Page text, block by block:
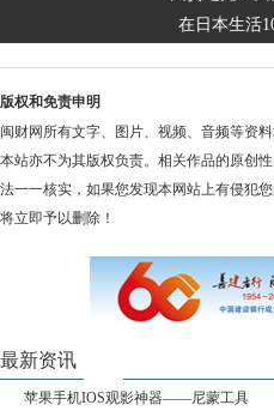
在日本生活
版权和免责申明
闽财网所有文字、图片、视频、音频等资
本站亦不为其版权负责。相关作品的原创
法一一核实，如果您发现本网站上有侵犯
将立即予以删除！
最新资讯
苹果手机IOS观影神器——尼蒙工具